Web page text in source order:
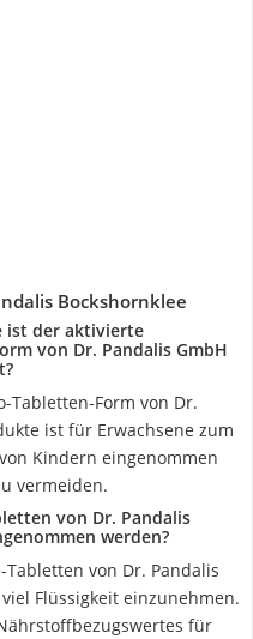
Bockshornklee
ist der aktivierte
von ‎Dr. Pandalis GmbH
Tabletten-Form von ‎Dr.
ist für Erwachsene zum
Kindern eingenommen
vermeiden.
von Dr. Pandalis
werden?
von Dr. Pandalis
Flüssigkeit einzunehmen.
für